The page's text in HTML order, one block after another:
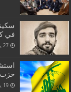
في
27 يوليو,2018
حزب
19 يناير,2015